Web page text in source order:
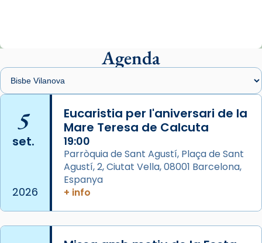
Arquebisbat de Barcelona
2 weeks ago
Memòria de les santes Juliana i
Semproniana, verges i màrtirs.
Acompanyant la història de sant Cugat, a
partir de l’Edat Mitjana sorgeix la tradició
que les santes Juliana (“relatiu a Júlia”) i
Semproniana (“relatiu a Semprònia =
eterna”) són deixebles seves. I l’any 1667, el
frare Joan Gaspar Roig, afirma en una obra
que les santes són filles de l’antiga Iluro.
Mataró en reivindicarà les relíquies fins que
Agenda
5
set.
2026
Eucaristia per l'aniversari de la
Mare Teresa de Calcuta
19:00
Parròquia de Sant Agustí, Plaça de Sant
Agustí, 2, Ciutat Vella, 08001 Barcelona,
Espanya
+ info